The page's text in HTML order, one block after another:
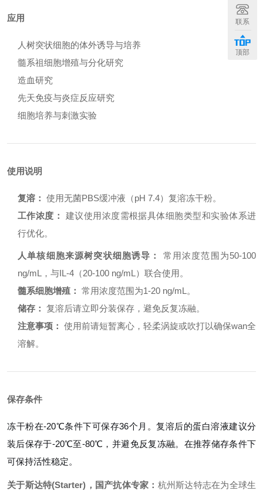
应用
人树突状细胞的体外诱导与培养
髓系祖细胞增殖与分化研究
造血研究
先天免疫与炎症反应研究
细胞培养与刺激实验
使用说明
复溶： 使用无菌PBS缓冲液（pH 7.4）复溶冻干粉。
工作浓度：
建议使用浓度需根据具体细胞类型和实验体系进
行优化。
人单核细胞来源树突状细胞诱导：
常用浓度范围为50-100
ng/mL，与IL-4（20-100 ng/mL）联合使用。
髓系细胞增殖： 常用浓度范围为1-20 ng/mL。
储存： 复溶后请立即分装保存，避免反复冻融。
注意事项： 使用前请短暂离心，轻柔涡旋或吹打以确保wan全
溶解。
保存条件
冻干粉在-20℃条件下可保存36个月。复溶后的蛋白溶液建议分
装后保存于-20℃至-80℃，并避免反复冻融。在推荐储存条件下
可保持活性稳定。
关于斯达特(Starter)，国产抗体专家： 杭州斯达特志在为全球生
联系
顶部